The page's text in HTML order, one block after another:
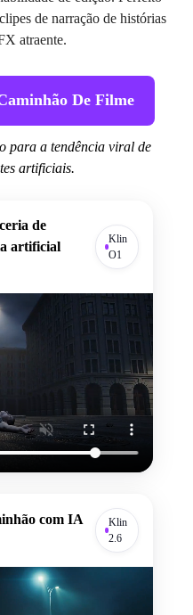
de narração de histórias
atraente.
De Filme
para a tendência viral de
artificiais.
de
artificial
Klin
O1
com IA
Klin
2.6